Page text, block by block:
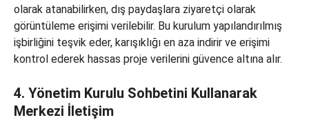
olarak atanabilirken, dış paydaşlara ziyaretçi olarak
görüntüleme erişimi verilebilir. Bu kurulum yapılandırılmış
işbirliğini teşvik eder, karışıklığı en aza indirir ve erişimi
kontrol ederek hassas proje verilerini güvence altına alır.
4. Yönetim Kurulu Sohbetini Kullanarak
Merkezi İletişim